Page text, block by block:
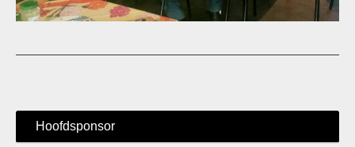
Hoofdsponsor